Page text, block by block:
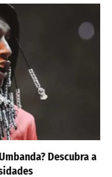
Descubra a